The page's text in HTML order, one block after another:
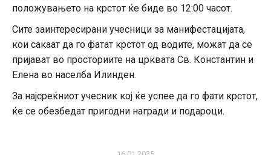
положувањето на крстот ќе биде во 12:00 часот.
Сите заинтересирани учесници за манифестацијата,
кои сакаат да го фатат крстот од водите, можат да се
пријават во просториите на црквата Св. Константин и
Елена во населба Илинден.
За најсреќниот учесник кој ќе успее да го фати крстот,
ќе се обезбедат пригодни награди и подароци.